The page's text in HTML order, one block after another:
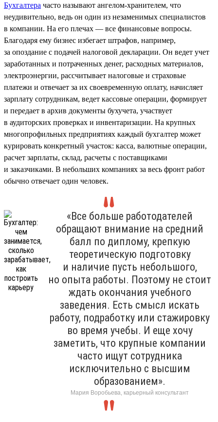
Бухгалтера часто называют ангелом-хранителем, что
неудивительно, ведь он один из незаменимых специалистов
в компании. На его плечах — все финансовые вопросы.
Благодаря ему бизнес избегает штрафов, например,
за опоздание с подачей налоговой декларации. Он ведет учет
заработанных и потраченных денег, расходных материалов,
электроэнергии, рассчитывает налоговые и страховые
платежи и отвечает за их своевременную оплату, начисляет
зарплату сотрудникам, ведет кассовые операции, формирует
и передает в архив документы бухучета, участвует
в аудиторских проверках и инвентаризации. На крупных
многопрофильных предприятиях каждый бухгалтер может
курировать конкретный участок: касса, валютные операции,
расчет зарплаты, склад, расчеты с поставщиками
и заказчиками. В небольших компаниях за весь фронт работ
обычно отвечает один человек.
«Все больше работодателей
обращают внимание на средний
балл по диплому, крепкую
теоретическую подготовку
и наличие пусть небольшого,
но опыта работы. Поэтому не стоит
ждать окончания учебного
заведения. Есть смысл искать
работу, подработку или стажировку
во время учебы. И еще хочу
заметить, что крупные компании
часто ищут сотрудника
исключительно с высшим
образованием».
Мария Воробьева, карьерный консультант